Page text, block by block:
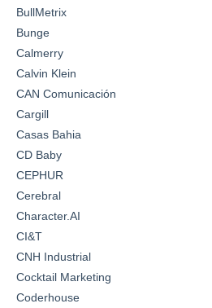
BullMetrix
Bunge
Calmerry
Calvin Klein
CAN Comunicación
Cargill
Casas Bahia
CD Baby
CEPHUR
Cerebral
Character.AI
CI&T
CNH Industrial
Cocktail Marketing
Coderhouse